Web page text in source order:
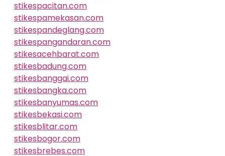
stikespacitan.com
stikespamekasan.com
stikespandeglang.com
stikespangandaran.com
stikesacehbarat.com
stikesbadung.com
stikesbanggai.com
stikesbangka.com
stikesbanyumas.com
stikesbekasi.com
stikesblitar.com
stikesbogor.com
stikesbrebes.com